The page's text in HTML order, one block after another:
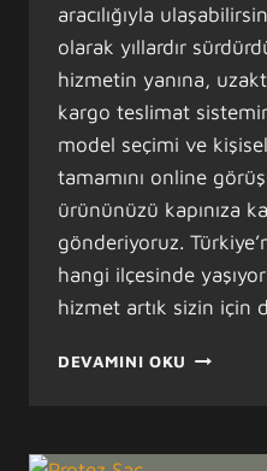
aracılığıyla
olarak yıllardır
hizmetin yanına,
kargo teslimat
model seçimi ve
tamamını online
ürününüzü kapınıza
gönderiyoruz.
hangi ilçesinde
hizmet artık sizin için
DEVAMINI OKU KARGO
PROTEZ